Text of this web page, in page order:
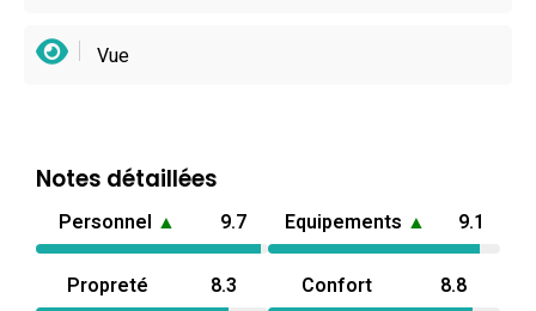
Vue
Notes détaillées
Personnel ▲ 9.7 Equipements ▲ 9.1
Propreté 8.3 Confort 8.8